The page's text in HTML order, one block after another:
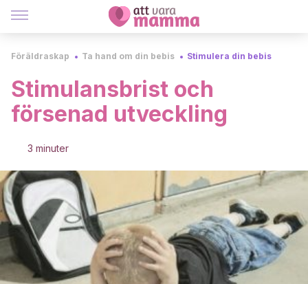
Föräldraskap Ta hand om din bebis Stimulera din bebis
Stimulansbrist och
försenad utveckling
3 minuter